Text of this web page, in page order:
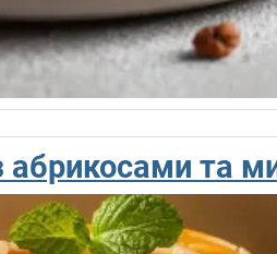
абрикосами та